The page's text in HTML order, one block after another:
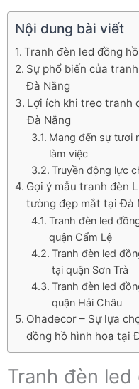
Nội dung bài viết
Tranh đèn led đồng
Sự phổ biến của
Đà Nẵng
Lợi ích khi treo tranh
Đà Nẵng
Mang đến sự tươi
làm việc
Truyền động lực
Gợi ý mẫu tranh đèn
tường đẹp mắt tại Đà
Tranh đèn led
quận Cẩm Lệ
Tranh đèn led
tại quận Sơn Trà
Tranh đèn led
quận Hải Châu
Ohadecor – Sự lựa
đồng hồ hình hoa tại
Tranh đèn